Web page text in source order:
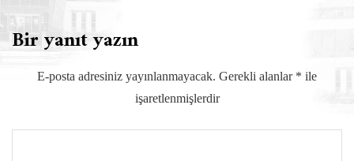
Bir yanıt yazın
E-posta adresiniz yayınlanmayacak. Gerekli alanlar * ile
işaretlenmişlerdir